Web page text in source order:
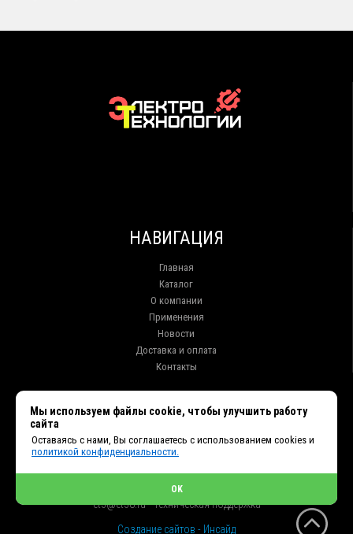
НАВИГАЦИЯ
Главная
Каталог
О компании
Применения
Новости
Доставка и оплата
Контакты
+7 (914) 010-76-83, 8 (3952) 93-27-93 - Отдел продаж
+7 (950) 075-85-99 - Техническая поддержка
et2@et38.ru - Отдел продаж
et3@et38.ru - Техническая поддержка
Создание сайтов - Инсайд
Мы используем файлы cookie, чтобы улучшить работу
сайта
Оставаясь с нами, Вы соглашаетесь с использованием cookies и
политикой конфиденциальности.
OK